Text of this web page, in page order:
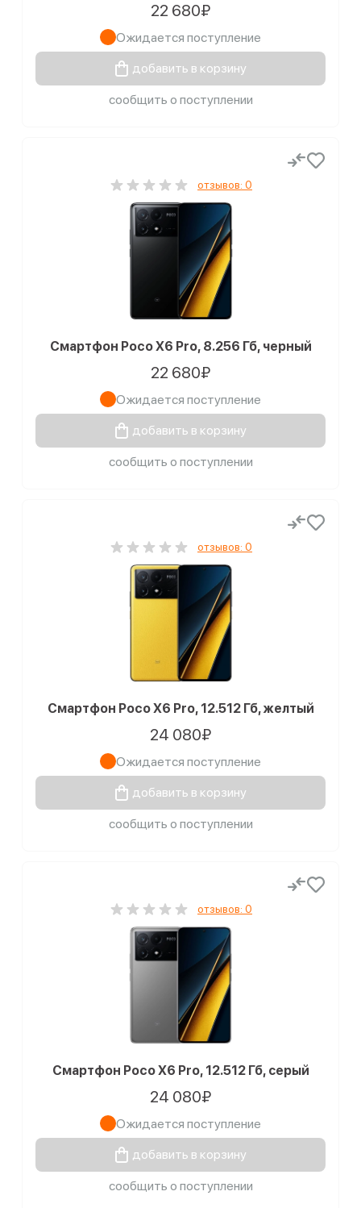
22 680₽
Ожидается поступление
добавить в корзину
сообщить о поступлении
отзывов: 0
Смартфон Poco X6 Pro, 8.256 Гб, черный
22 680₽
Ожидается поступление
добавить в корзину
сообщить о поступлении
отзывов: 0
Смартфон Poco X6 Pro, 12.512 Гб, желтый
24 080₽
Ожидается поступление
добавить в корзину
сообщить о поступлении
отзывов: 0
Смартфон Poco X6 Pro, 12.512 Гб, серый
24 080₽
Ожидается поступление
добавить в корзину
сообщить о поступлении